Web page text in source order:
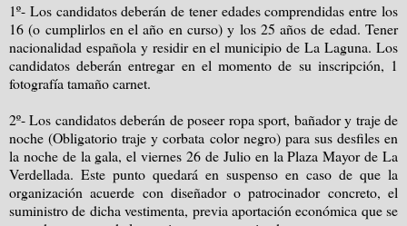
1º- Los candidatos deberán de tener edades comprendidas entre los
16 (o cumplirlos en el año en curso) y los 25 años de edad. Tener
nacionalidad española y residir en el municipio de La Laguna. Los
candidatos deberán entregar en el momento de su inscripción, 1
fotografía tamaño carnet.
2º- Los candidatos deberán de poseer ropa sport, bañador y traje de
noche (Obligatorio traje y corbata color negro) para sus desfiles en
la noche de la gala, el viernes 26 de Julio en la Plaza Mayor de La
Verdellada. Este punto quedará en suspenso en caso de que la
organización acuerde con diseñador o patrocinador concreto, el
suministro de dicha vestimenta, previa aportación económica que se